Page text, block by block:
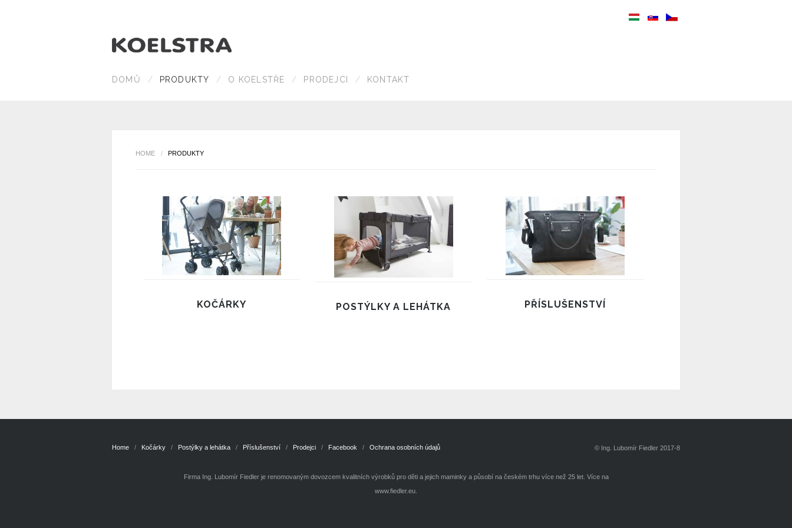
DOMŮ PRODUKTY O KOELSTŘE PRODEJCI KONTAKT
HOME / PRODUKTY
KOČÁRKY POSTÝLKY A LEHÁTKA PŘÍSLUŠENSTVÍ
Home Kočárky Postýlky a lehátka Příslušenství Prodejci Facebook Ochrana osobních údajů © Ing. Lubomír Fiedler 2017-8
Firma Ing. Lubomír Fiedler je renomovaným dovozcem kvalitních výrobků pro děti a jejich maminky a působí na českém trhu více než 25 let. Více na
www.fiedler.eu.